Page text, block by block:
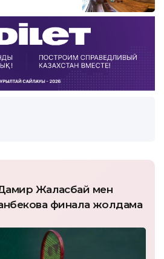
Жалғасбай мен
финалға жолдама